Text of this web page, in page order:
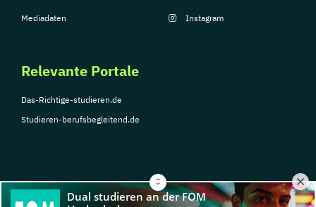
Mediadaten
Relevante Portale
Das-Richtige-studieren.de
Studieren-berufsbegleitend.de
Instagram